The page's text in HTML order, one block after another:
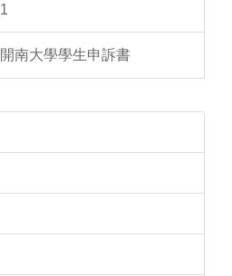
1
開南大學學生申訴書